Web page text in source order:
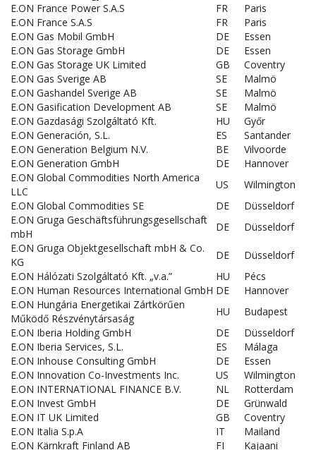
E.ON France Power S.A.S
FR
Paris
E.ON France S.A.S
FR
Paris
E.ON Gas Mobil GmbH
DE
Essen
E.ON Gas Storage GmbH
DE
Essen
E.ON Gas Storage UK Limited
GB
Coventry
E.ON Gas Sverige AB
SE
Malmö
E.ON Gashandel Sverige AB
SE
Malmö
E.ON Gasification Development AB
SE
Malmö
E.ON Gazdasági Szolgáltató Kft.
HU
Győr
E.ON Generación, S.L.
ES
Santander
E.ON Generation Belgium N.V.
BE
Vilvoorde
E.ON Generation GmbH
DE
Hannover
E.ON Global Commodities North America
LLC
US
Wilmington
E.ON Global Commodities SE
DE
Düsseldorf
E.ON Gruga Geschäftsführungsgesellschaft
mbH
DE
Düsseldorf
E.ON Gruga Objektgesellschaft mbH & Co.
KG
DE
Düsseldorf
E.ON Hálózati Szolgáltató Kft. „v.a.”
HU
Pécs
E.ON Human Resources International GmbH DE
Hannover
E.ON Hungária Energetikai Zártkörűen
Működő Részvénytársaság
HU
Budapest
E.ON Iberia Holding GmbH
DE
Düsseldorf
E.ON Iberia Services, S.L.
ES
Málaga
E.ON Inhouse Consulting GmbH
DE
Essen
E.ON Innovation Co-Investments Inc.
US
Wilmington
E.ON INTERNATIONAL FINANCE B.V.
NL
Rotterdam
E.ON Invest GmbH
DE
Grünwald
E.ON IT UK Limited
GB
Coventry
E.ON Italia S.p.A
IT
Mailand
E.ON Kärnkraft Finland AB
FI Kajaani